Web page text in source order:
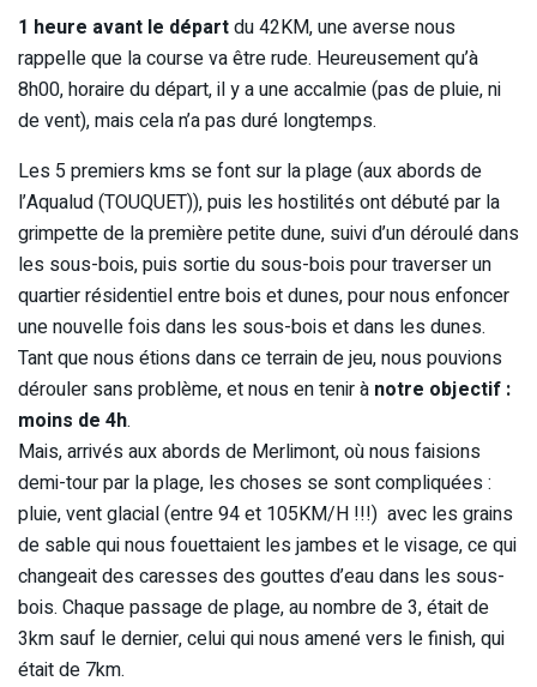
1 heure avant le départdu 42KM, une averse nous
rappelle que la course va être rude. Heureusement qu’à
8h00, horaire du départ, il y a une accalmie (pas de pluie, ni
de vent), mais cela n’a pas duré longtemps.
Les 5 premiers kms se font sur la plage (aux abords de
l’Aqualud (TOUQUET)), puis les hostilités ont débuté par la
grimpette de la première petite dune, suivi d’un déroulé dans
les sous-bois, puis sortie du sous-bois pour traverser un
quartier résidentiel entre bois et dunes, pour nous enfoncer
une nouvelle fois dans les sous-bois et dans les dunes.
Tant que nous étions dans ce terrain de jeu, nous pouvions
dérouler sans problème, et nous en tenir à notre objectif :
moins de 4h.
Mais, arrivés aux abords de Merlimont, où nous faisions
demi-tour par la plage, les choses se sont compliquées :
pluie, vent glacial (entre 94 et 105KM/H !!!) avec les grains
de sable qui nous fouettaient les jambes et le visage, ce qui
changeait des caresses des gouttes d’eau dans les sous-
bois. Chaque passage de plage, au nombre de 3, était de
3km sauf le dernier, celui qui nous amené vers le finish, qui
était de 7km.